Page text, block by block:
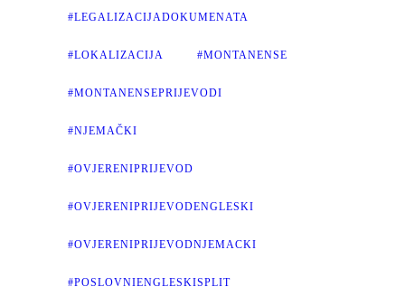
#LEGALIZACIJADOKUMENATA
#LOKALIZACIJA #MONTANENSE
#MONTANENSEPRIJEVODI
#NJEMAČKI
#OVJERENIPRIJEVOD
#OVJERENIPRIJEVODENGLESKI
#OVJERENIPRIJEVODNJEMACKI
#POSLOVNIENGLESKISPLIT